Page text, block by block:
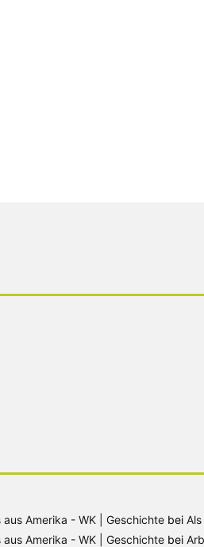
aus Amerika - WK | Geschichte bei
aus Amerika - WK | Geschichte bei